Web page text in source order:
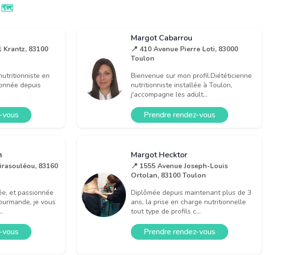
🗺️
Krantz, 83100
en
depuis
vous
Margot Cabarrou
📍 410 Avenue Pierre Loti, 83000
Toulon
Bienvenue sur mon profil.Diététicienne
nutritionniste installée à Toulon,
j'accompagne les adult...
Prendre rendez-vous
83160
et passionnée
je vous
vous
Margot Hecktor
📍 1555 Avenue Joseph-Louis
Ortolan, 83100 Toulon
Diplômée depuis maintenant plus de 3
ans, la prise en charge nutritionnelle
tout type de profils c...
Prendre rendez-vous